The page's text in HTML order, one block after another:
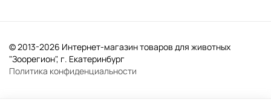
© 2013-2026 Интернет-магазин товаров для животных
"Зоорегион", г. Екатеринбург
Политика конфиденциальности